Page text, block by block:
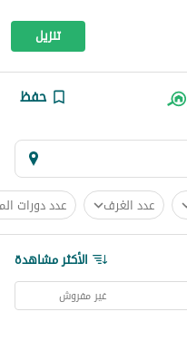
تنزيل
حفظ
عدد الغرف عدد دورات
الأكثر مشاهدة
غير مفروش